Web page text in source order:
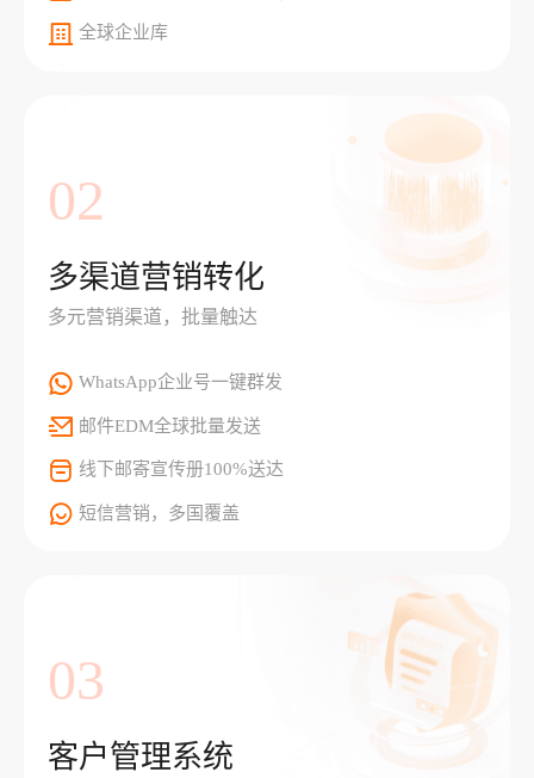
全球企业库
02
多渠道营销转化
多元营销渠道，批量触达
WhatsApp企业号一键群发
邮件EDM全球批量发送
线下邮寄宣传册100%送达
短信营销，多国覆盖
03
客户管理系统